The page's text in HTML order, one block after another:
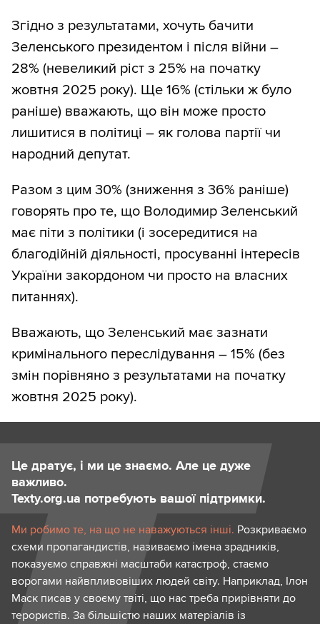
Згідно з результатами, хочуть бачити
Зеленського президентом і після війни –
28% (невеликий ріст з 25% на початку
жовтня 2025 року). Ще 16% (стільки ж було
раніше) вважають, що він може просто
лишитися в політиці – як голова партії чи
народний депутат.
Разом з цим 30% (зниження з 36% раніше)
говорять про те, що Володимир Зеленський
має піти з політики (і зосередитися на
благодійній діяльності, просуванні інтересів
України закордоном чи просто на власних
питаннях).
Вважають, що Зеленський має зазнати
кримінального переслідування – 15% (без
змін порівняно з результатами на початку
жовтня 2025 року).
Це дратує, і ми це знаємо. Але це дуже
важливо.
Texty.org.ua потребують вашої підтримки.
Ми робимо те, на що не наважуються інші. Розкриваємо
схеми пропагандистів, називаємо імена зрадників,
показуємо справжні масштаби катастроф, стаємо
ворогами найвпливовіших людей світу. Наприклад, Ілон
Маск писав у своєму твіті, що нас треба прирівняти до
терористів. За більшістю наших матеріалів із